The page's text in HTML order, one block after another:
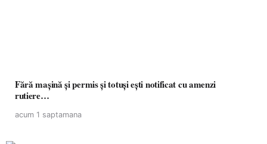
Fără mașină și permis și totuși ești notificat cu amenzi
rutiere…
acum 1 saptamana